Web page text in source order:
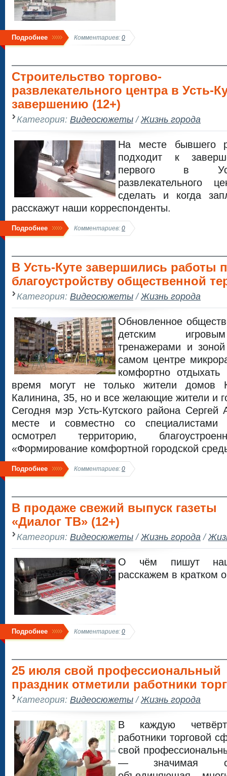
Подробнее Комментариев: 0
Строительство торгово-
развлекательного центра в Усть-
завершению (12+)
Категория: Видеосюжеты/Жизнь города
На месте бывшего
подходит к
первого в
развлекательного
сделать и когда
расскажут наши корреспонденты.
Подробнее Комментариев: 0
В Усть-Куте завершились работы
благоустройству общественной
Категория: Видеосюжеты/Жизнь города
Обновленное
детским
тренажерами и
самом центре
комфортно отдыхать
время могут не только жители домов
Калинина, 35, но и все желающие жители и
Сегодня мэр Усть-Кутского района
месте и совместно со специалистами
осмотрел территорию,
«Формирование комфортной городской
Подробнее Комментариев: 0
В продаже свежий выпуск газеты
«Диалог ТВ» (12+)
Категория: Видеосюжеты/Жизнь города /
О чём пишут
расскажем в кратком
Подробнее Комментариев: 0
25 июля свой профессиональный
праздник отметили работники
Категория: Видеосюжеты/Жизнь города
В каждую
работники торговой
свой
— значимая